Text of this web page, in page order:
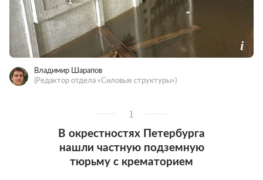
Владимир Шарапов
(Редактор отдела «Силовые структуры»)
1
В окрестностях Петербурга
нашли частную подземную
тюрьму с крематорием